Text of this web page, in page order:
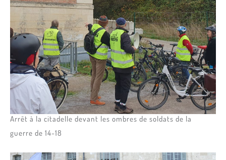
Arrêt à la citadelle devant les ombres de soldats de la
guerre de 14-18